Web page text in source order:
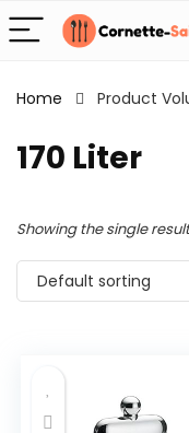
Home Product
170 Liter
Showing the single result
Default sorting